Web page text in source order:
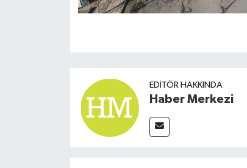
EDITÖR HAKKINDA
Haber Merkezi